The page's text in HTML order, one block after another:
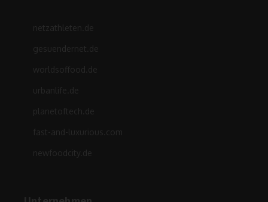
netzathleten.de
gesuendernet.de
worldsoffood.de
urbanlife.de
planetoftech.de
fast-and-luxurious.com
newfoodcity.de